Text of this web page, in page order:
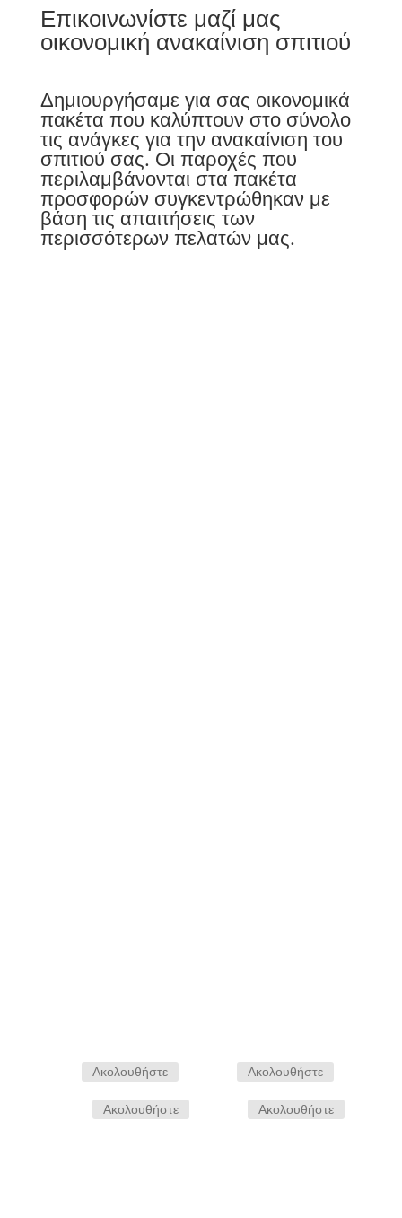
Επικοινωνίστε μαζί μας
οικονομική ανακαίνιση σπιτιού
Δημιουργήσαμε για σας οικονομικά
πακέτα που καλύπτουν στο σύνολο
τις ανάγκες για την ανακαίνιση του
σπιτιού σας. Οι παροχές που
περιλαμβάνονται στα πακέτα
προσφορών συγκεντρώθηκαν με
βάση τις απαιτήσεις των
περισσότερων πελατών μας.
Ακολουθήστε Ακολουθήστε
Ακολουθήστε Ακολουθήστε